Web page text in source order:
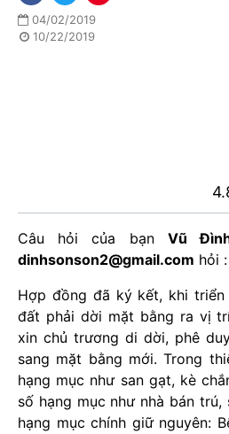
04/02/2019
10/22/2019
Câu hỏi của bạn Vũ
dinhsonson2@gmail.com hỏi :
Hợp đồng đã ký kết, khi
đất phải dời mặt bằng ra vị
xin chủ trương di dời, phê
sang mặt bằng mới. Trong
hạng mục như san gạt, kè
số hạng mục như nhà bán
hạng mục chính giữ nguyên: